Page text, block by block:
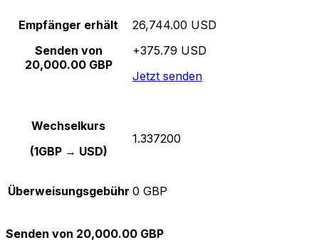
Empfänger erhält
Senden von
20,000.00 GBP
26,744.00 USD
+375.79 USD
Jetzt senden
Wechselkurs
(1GBP → USD)
1.337200
Überweisungsgebühr 0 GBP
Senden von 20,000.00 GBP